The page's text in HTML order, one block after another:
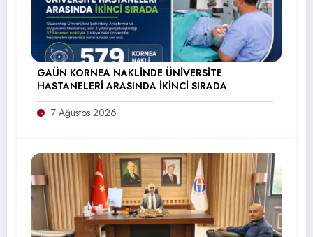
GAÜN KORNEA NAKLİNDE ÜNİVERSİTE
HASTANELERİ ARASINDA İKİNCİ SIRADA
7 Ağustos 2026